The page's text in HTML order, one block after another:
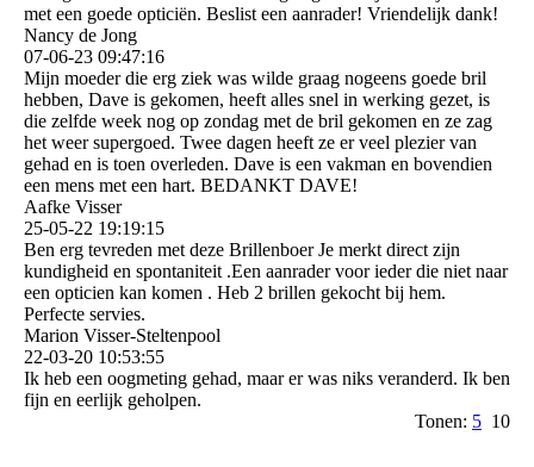
met een goede opticiën. Beslist een aanrader! Vriendelijk dank!
Nancy de Jong
07-06-23 09:47:16
Mijn moeder die erg ziek was wilde graag nogeens goede bril
hebben, Dave is gekomen, heeft alles snel in werking gezet, is
die zelfde week nog op zondag met de bril gekomen en ze zag
het weer supergoed. Twee dagen heeft ze er veel plezier van
gehad en is toen overleden. Dave is een vakman en bovendien
een mens met een hart. BEDANKT DAVE!
Aafke Visser
25-05-22 19:19:15
Ben erg tevreden met deze Brillenboer Je merkt direct zijn
kundigheid en spontaniteit .Een aanrader voor ieder die niet naar
een opticien kan komen . Heb 2 brillen gekocht bij hem.
Perfecte servies.
Marion Visser-Steltenpool
22-03-20 10:53:55
Ik heb een oogmeting gehad, maar er was niks veranderd. Ik ben
fijn en eerlijk geholpen.
Tonen: 5 10